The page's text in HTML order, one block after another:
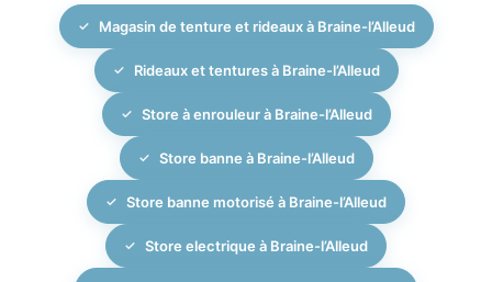
garantir la longévité de votre installation.
l’Alleud, nous pouvons étudier avec vous l’ensemble
de vos ouvertures pour concevoir un projet global :
protection solaire extérieure, gestion de la lumière
intérieure et intimité, le tout avec une finition élégante
et un savoir-faire acquis depuis 2007.
Magasin de tenture et rideaux à Braine-l’Alleud
Rideaux et tentures à Braine-l’Alleud
Store à enrouleur à Braine-l’Alleud
Store banne à Braine-l’Alleud
Store banne motorisé à Braine-l’Alleud
Store electrique à Braine-l’Alleud